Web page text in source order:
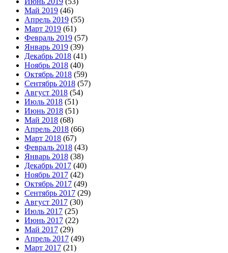
Май 2019 (46)
Апрель 2019 (55)
Март 2019 (61)
Февраль 2019 (57)
Январь 2019 (39)
Декабрь 2018 (41)
Ноябрь 2018 (40)
Октябрь 2018 (59)
Сентябрь 2018 (57)
Август 2018 (54)
Июль 2018 (51)
Июнь 2018 (51)
Май 2018 (68)
Апрель 2018 (66)
Март 2018 (67)
Февраль 2018 (43)
Январь 2018 (38)
Декабрь 2017 (40)
Ноябрь 2017 (42)
Октябрь 2017 (49)
Сентябрь 2017 (29)
Август 2017 (30)
Июль 2017 (25)
Июнь 2017 (22)
Май 2017 (29)
Апрель 2017 (49)
Март 2017 (21)